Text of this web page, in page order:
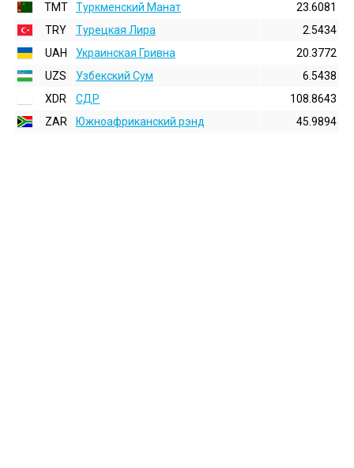
TMT
Туркменский Манат
23.6081
TRY
Турецкая Лира
2.5434
UAH
Украинская Гривна
20.3772
UZS
Узбекский Сум
6.5438
XDR
СДР
108.8643
ZAR
Южноафриканский рэнд 45.9894